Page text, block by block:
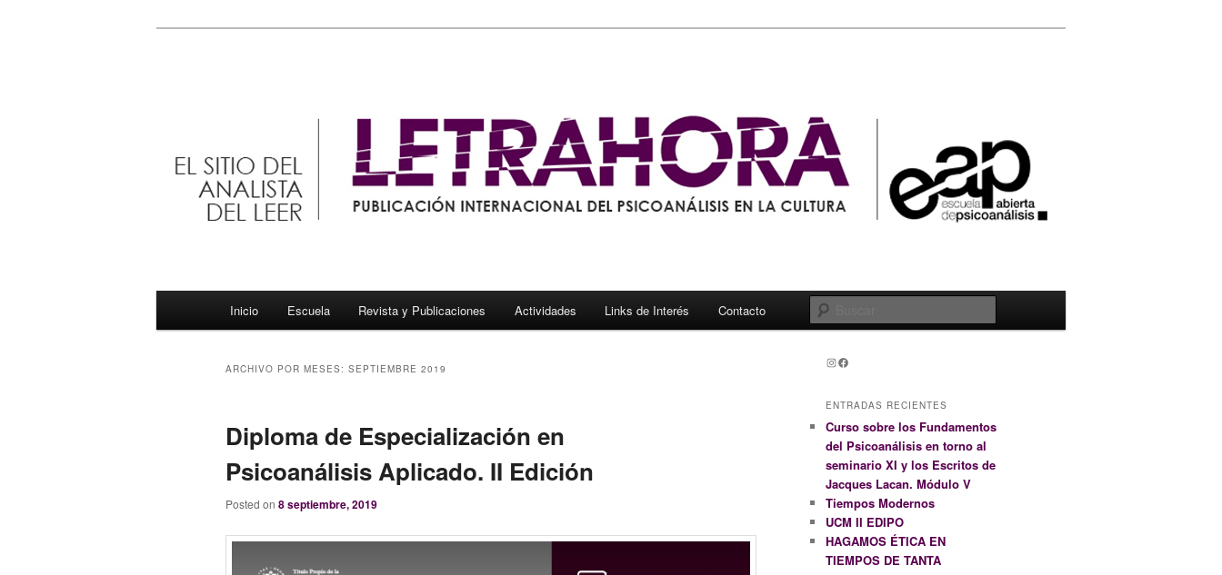
Inicio Escuela Revista y Publicaciones Actividades Links de Interés Contacto
ARCHIVO POR MESES: SEPTIEMBRE 2019
Diploma de Especialización en
Psicoanálisis Aplicado. II Edición
Posted on 8 septiembre, 2019
InstagramFacebook
ENTRADAS RECIENTES
Curso sobre los Fundamentos
del Psicoanálisis en torno al
seminario XI y los Escritos de
Jacques Lacan. Módulo V
Tiempos Modernos
UCM II EDIPO
HAGAMOS ÉTICA EN
TIEMPOS DE TANTA